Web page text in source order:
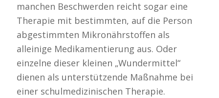
manchen Beschwerden reicht sogar eine
Therapie mit bestimmten, auf die Person
abgestimmten Mikronährstoffen als
alleinige Medikamentierung aus. Oder
einzelne dieser kleinen „Wundermittel“
dienen als unterstützende Maßnahme bei
einer schulmedizinischen Therapie.